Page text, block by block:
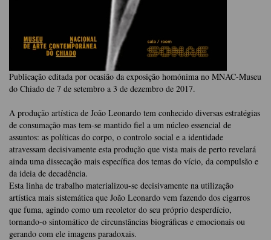
Publicação editada por ocasião da exposição homónima no MNAC-Museu
do Chiado de 7 de setembro a 3 de dezembro de 2017.
A produção artística de João Leonardo tem conhecido diversas estratégias
de consumação mas tem-se mantido fiel a um núcleo essencial de
assuntos: as políticas do corpo, o controlo social e a identidade
atravessam decisivamente esta produção que vista mais de perto revelará
ainda uma dissecação mais específica dos temas do vício, da compulsão e
da ideia de decadência.
Esta linha de trabalho materializou-se decisivamente na utilização
artística mais sistemática que João Leonardo vem fazendo dos cigarros
que fuma, agindo como um recoletor do seu próprio desperdício,
tornando-o sintomático de circunstâncias biográficas e emocionais ou
gerando com ele imagens paradoxais.